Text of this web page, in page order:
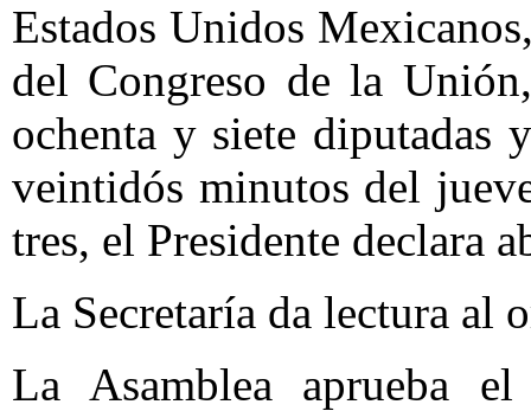
Estados Unidos
del Congreso de la
ochenta y siete diputadas
veintidós minutos del
tres, el Presidente declara
La Secretaría da lectura al
La Asamblea aprueba